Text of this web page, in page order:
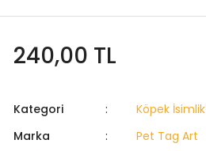
240,00 TL
Kategori
Köpek İsimlik
Marka
Pet Tag Art